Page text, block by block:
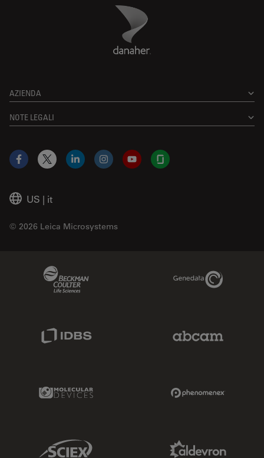
Danaher Logo
AZIENDA
NOTE LEGALI
US | it
© 2026 Leica Microsystems
Facebook
X LinkedInInstagramYouTubeGlassdoor
Genedata Link
IDBS Link
Molecular Devices Link
Sciex Link